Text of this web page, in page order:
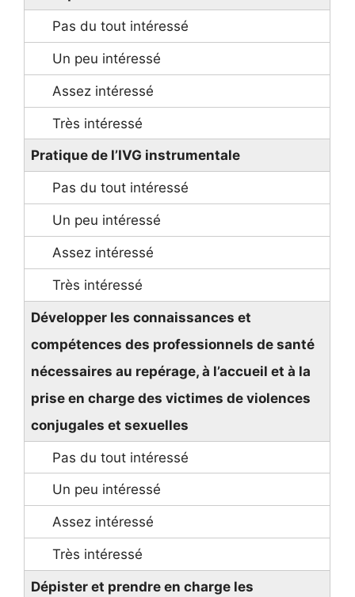
Pratique de l’IVG instrumentale
Développer les connaissances et
compétences des professionnels de santé
nécessaires au repérage, à l’accueil et à la
prise en charge des victimes de violences
conjugales et sexuelles
Dépister et prendre en charge les